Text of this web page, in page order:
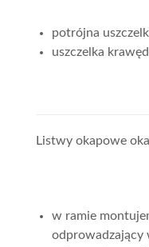
potrójna
uszczelka
Listwy okapowe
w ramie
odprowadzający